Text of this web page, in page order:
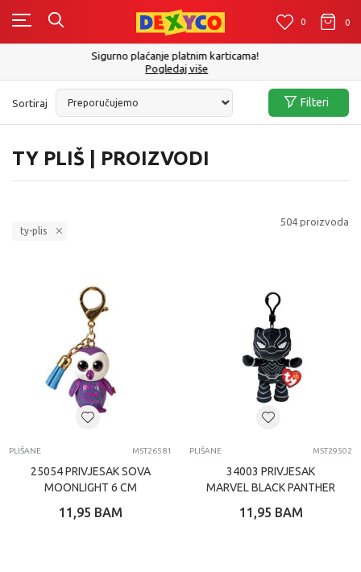
0 0
Click&Collect - Platite karticom Online i preuzmite u prodavnici po Vašem
izboru
Pogledaj više
TY PLIŠ | PROIZVODI
Sortiraj Filteri
ty-plis
504 proizvoda
PLIŠANE MST26581
25054 PRIVJESAK SOVA
MOONLIGHT 6 CM
11,95 BAM
PLIŠANE MST29502
34003 PRIVJESAK
MARVEL BLACK PANTHER
11,95 BAM